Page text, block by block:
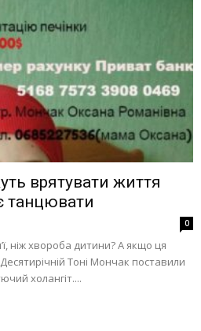
врятувати життя
танцювати
0
ніж хвороба дитини? А якщо ця
Тоні Мончак поставили
холангіт....